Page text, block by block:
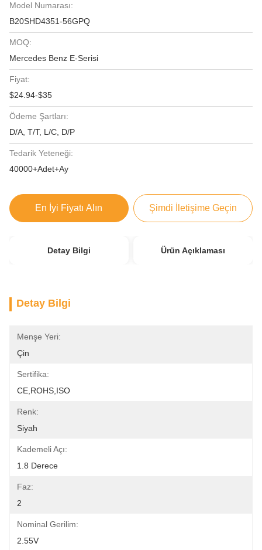
Model Numarası:
B20SHD4351-56GPQ
MOQ:
Mercedes Benz E-Serisi
Fiyat:
$24.94-$35
Ödeme Şartları:
D/A, T/T, L/C, D/P
Tedarik Yeteneği:
40000+Adet+Ay
En İyi Fiyatı Alın Şimdi İletişime Geçin
Detay Bilgi Ürün Açıklaması
Detay Bilgi
Menşe Yeri:
Çin
Sertifika:
CE,ROHS,ISO
Renk:
Siyah
Kademeli Açı:
1.8 Derece
Faz:
2
Nominal Gerilim:
2.55V